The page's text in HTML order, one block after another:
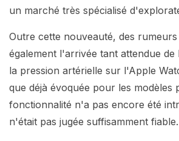
un marché très spécialisé
Outre cette nouveauté, des
également l'arrivée tant attendue de
la pression artérielle sur l'Apple
que déjà évoquée pour les modèles
fonctionnalité n'a pas encore été
n'était pas jugée suffisamment fiable.